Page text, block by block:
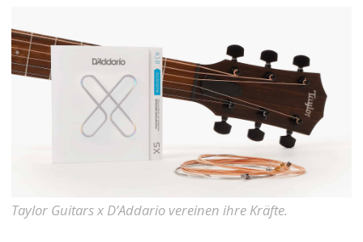
Taylor Guitars x D’Addario vereinen ihre Kräfte.